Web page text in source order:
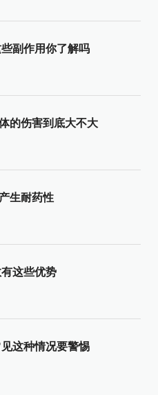
副作用你了解吗
的伤害到底大不大
生耐药性
这些优势
这种情况要警惕